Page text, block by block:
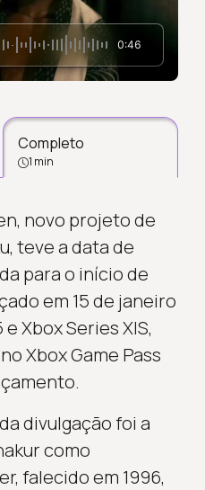
0:46
Completo
1 min
novo projeto de
teve a data de
para o início de
em 15 de janeiro
Xbox Series X|S,
Xbox Game Pass
divulgação foi a
como
falecido em 1996,